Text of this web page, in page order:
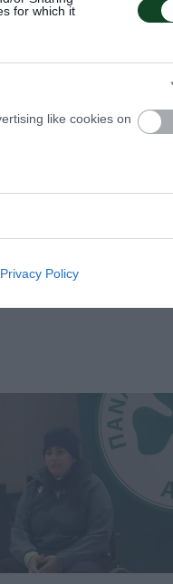
for which it
like cookies on
Privacy Policy
ξεκίνημα για
γύρο του
ΠΙΝΓΚ ΠΟΝΓΚ ΑΝΔΡΩΝ